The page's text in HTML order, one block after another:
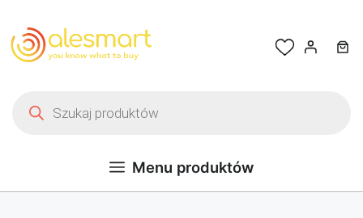
Menu produktów